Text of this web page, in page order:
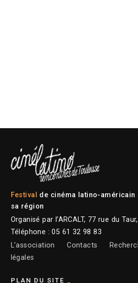
Festival de cinéma latino-américain
sa région
Organisé par l’ARCALT, 77 rue du
Téléphone : 05 61 32 98 83
L’association
Contacts
légales
PLAN DU SITE